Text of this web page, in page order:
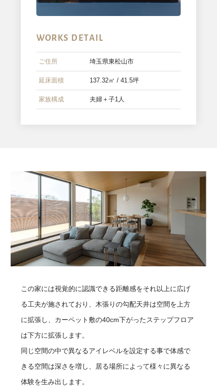
WORKS DETAIL
ご住所 埼玉県東松山市
延床面積 137.32㎡ / 41.5坪
家族構成 夫婦＋子1人
この家には視覚的に認識できる距離感をそれ以上に広げ
る工夫が施されており、木張りの勾配天井は空間を上方
に拡張し、カーペット敷の40cm下がったステップフロア
は下方に拡張します。
同じ空間の中で異なるアイレベルを設定する事で体感で
きる空間は深さを増し、居る場所によって様々に異なる
体験を生み出します。